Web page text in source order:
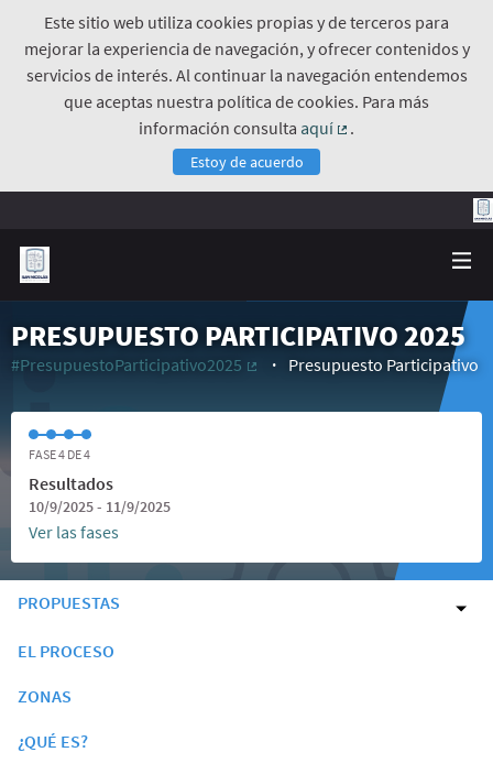
Este sitio web utiliza cookies propias y de terceros para
mejorar la experiencia de navegación, y ofrecer contenidos y
servicios de interés. Al continuar la navegación entendemos
que aceptas nuestra política de cookies. Para más
información consulta aquí
.
Estoy de acuerdo
PRESUPUESTO PARTICIPATIVO 2025
#PresupuestoParticipativo2025
Presupuesto Participativo
FASE 4 DE 4
Resultados
10/9/2025 - 11/9/2025
Ver las fases
PROPUESTAS
EL PROCESO
ZONAS
¿QUÉ ES?